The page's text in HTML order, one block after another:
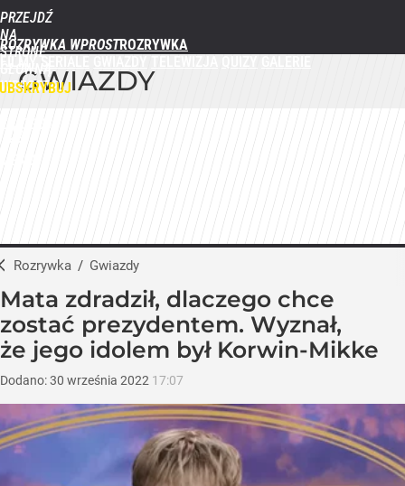
PRZEJDŹ
NA
STRONĘ
GŁÓWNĄ
WPROST.PL
ROZRYWKA WPROST
GWIAZDY
Rozrywka / Gwiazdy
Mata zdradził, dlaczego chce
zostać prezydentem. Wyznał,
że jego idolem był Korwin-Mikke
Dodano:30 września 2022 17:07